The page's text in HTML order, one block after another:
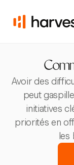
Avoir des
peut
initiatives
priorités en
les